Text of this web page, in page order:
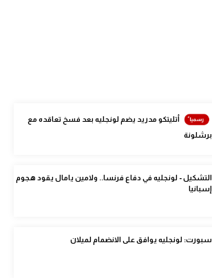
أتليتكو مدريد يضم لونجليه بعد فسخ تعاقده مع
برشلونة
التشكيل - لونجليه في دفاع فرنسا.. ولامين يامال يقود هجوم
إسبانيا
سبورت: لونجليه يوافق على الانضمام لميلان